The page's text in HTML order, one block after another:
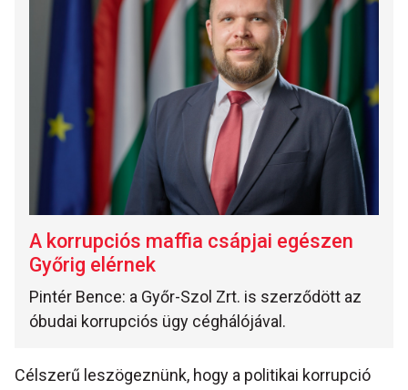
A korrupciós maffia csápjai egészen
Győrig elérnek
Pintér Bence: a Győr-Szol Zrt. is szerződött az
óbudai korrupciós ügy céghálójával.
Célszerű leszögeznünk, hogy a politikai korrupció